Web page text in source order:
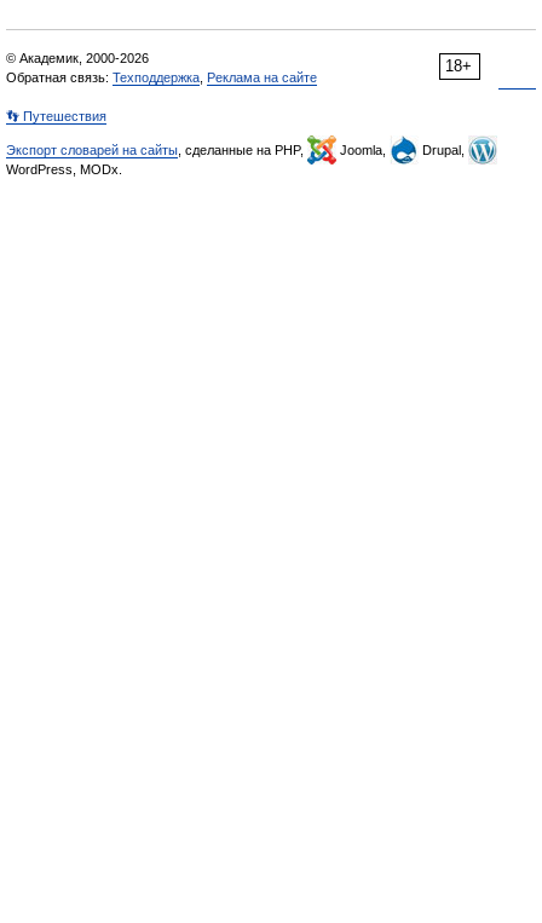
18+
© Академик, 2000-2026
Обратная связь: Техподдержка Реклама на сайте
👣 Путешествия
Экспорт словарей на сайты , сделанные на PHP, Joomla,
Drupal,
WordPress, MODx.